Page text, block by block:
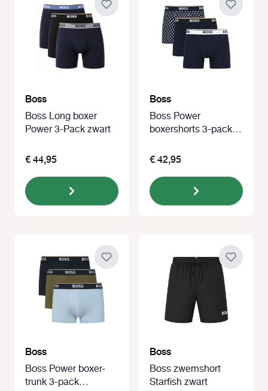
Boss
Boss Long boxer
Power 3-Pack zwart
€ 44,95
Boss
Boss Power
boxershorts 3-pack
€ 42,95
Boss
Boss Power boxer-
trunk 3-pack
Boss
Boss zwemshort
Starfish zwart